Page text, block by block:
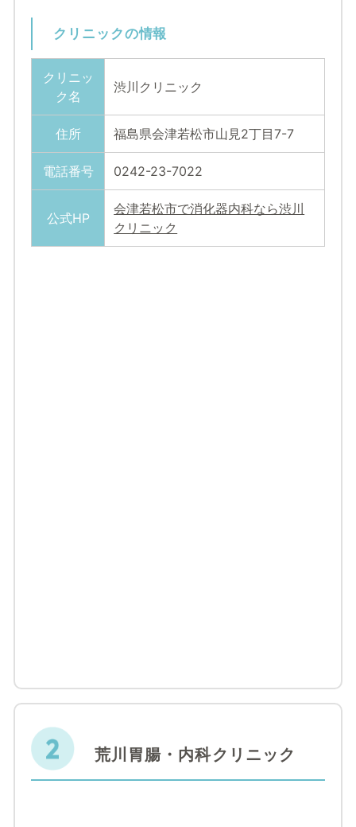
クリニックの情報
クリニッ
ク名
渋川クリニック
住所 福島県会津若松市山見2丁目7-7
電話番号 0242-23-7022
公式HP
会津若松市で消化器内科なら渋川
クリニック
荒川胃腸・内科クリニック